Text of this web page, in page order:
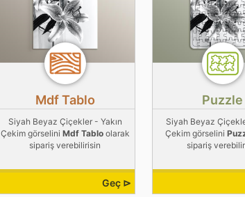
Mdf Tablo
Siyah Beyaz Çiçekler - Yakın
Çekim görselini Mdf Tabloolarak
sipariş verebilirisin
Geç ⊳
Puzzle
Siyah Beyaz
Çekim görselini
sipariş